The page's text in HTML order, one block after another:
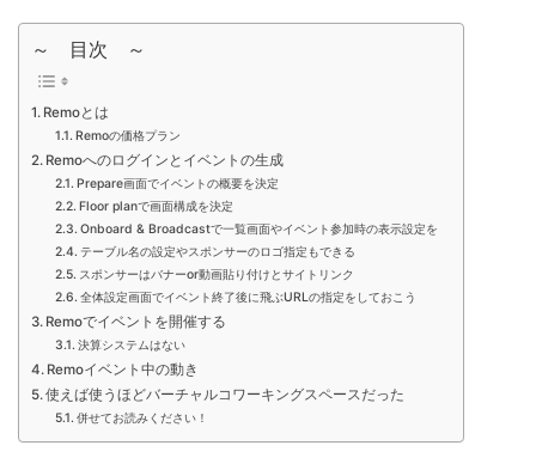
～ 目次 ～
Remoとは
Remoの価格プラン
Remoへのログインとイベントの生成
Prepare画面でイベントの概要を決定
Floor planで画面構成を決定
Onboard & Broadcastで一覧画面やイベント参加時の表示設定を
テーブル名の設定やスポンサーのロゴ指定もできる
スポンサーはバナーor動画貼り付けとサイトリンク
全体設定画面でイベント終了後に飛ぶURLの指定をしておこう
Remoでイベントを開催する
決算システムはない
Remoイベント中の動き
使えば使うほどバーチャルコワーキングスペースだった
併せてお読みください！